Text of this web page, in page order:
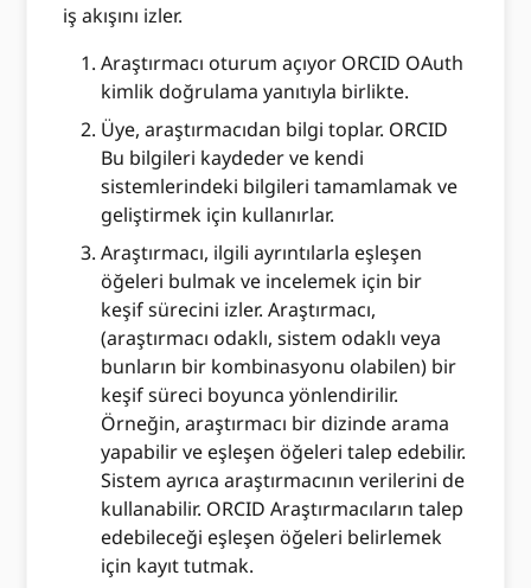
iş akışını izler.
Araştırmacı oturum açıyor ORCID OAuth
kimlik doğrulama yanıtıyla birlikte.
Üye, araştırmacıdan bilgi toplar. ORCID
Bu bilgileri kaydeder ve kendi
sistemlerindeki bilgileri tamamlamak ve
geliştirmek için kullanırlar.
Araştırmacı, ilgili ayrıntılarla eşleşen
öğeleri bulmak ve incelemek için bir
keşif sürecini izler. Araştırmacı,
(araştırmacı odaklı, sistem odaklı veya
bunların bir kombinasyonu olabilen) bir
keşif süreci boyunca yönlendirilir.
Örneğin, araştırmacı bir dizinde arama
yapabilir ve eşleşen öğeleri talep edebilir.
Sistem ayrıca araştırmacının verilerini de
kullanabilir. ORCID Araştırmacıların talep
edebileceği eşleşen öğeleri belirlemek
için kayıt tutmak.